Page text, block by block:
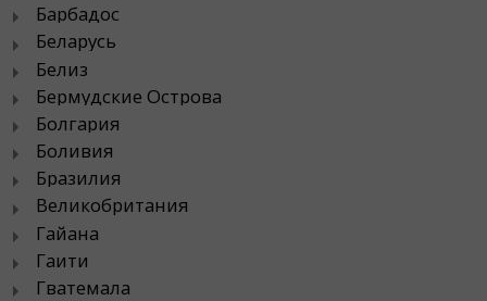
Барбадос
Беларусь
Белиз
Бермудские Острова
Болгария
Боливия
Бразилия
Великобритания
Гайана
Гаити
Гватемала